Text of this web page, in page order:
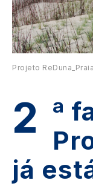
Projeto
2 ª
já